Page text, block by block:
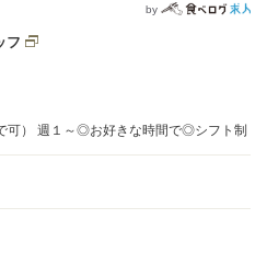
by
フ
可） 週１～◎お好きな時間で◎シフト制